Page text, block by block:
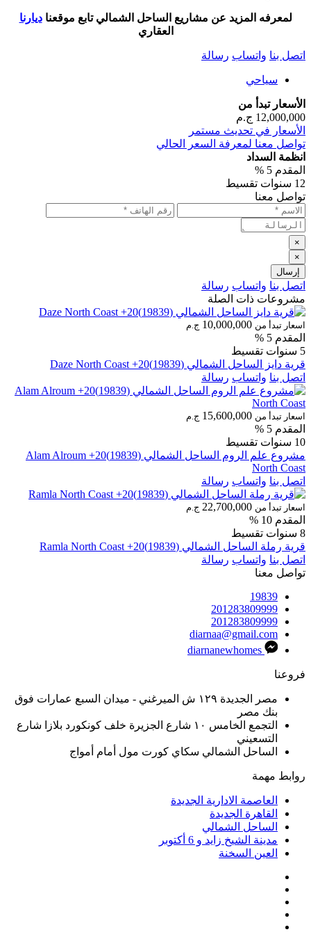
لمعرفه المزيد عن مشاريع الساحل الشمالي تابع موقعناديارنا
العقاري
اتصل بنا واتساب رسالة
سياحي
الأسعار تبدأ من
12,000,000 ج.م
الأسعار في تحديث مستمر
تواصل معنا لمعرفة السعر الحالي
انظمة السداد
المقدم 5 %
12 سنوات تقسيط
تواصل معنا
×
×
اتصل بنا واتساب رسالة
مشروعات ذات الصلة
اسعار تبدأ من 10,000,000 ج.م
المقدم 5 %
5 سنوات تقسيط
قرية دايز الساحل الشمالي (19839)20+ Daze North Coast
اتصل بنا واتساب رسالة
اسعار تبدأ من 15,600,000 ج.م
المقدم 5 %
10 سنوات تقسيط
مشروع علم الروم الساحل الشمالي (19839)20+ Alam Alroum
North Coast
اتصل بنا واتساب رسالة
اسعار تبدأ من 22,700,000 ج.م
المقدم 10 %
8 سنوات تقسيط
قرية رملة الساحل الشمالي (19839)20+ Ramla North Coast
اتصل بنا واتساب رسالة
تواصل معنا
19839
201283809999
201283809999
diarnaa@gmail.com
فروعنا
مصر الجديدة ١٢٩ ش الميرغني - ميدان السبع عمارات فوق
بنك مصر
التجمع الخامس ١٠ شارع الجزيرة خلف كونكورد بلازا شارع
التسعيني
الساحل الشمالي سكاي كورت مول أمام أمواج
روابط مهمة
العاصمة الادارية الجديدة
القاهرة الجديدة
الساحل الشمالي
مدينة الشيخ زايد و 6 أكتوبر
العين السخنة